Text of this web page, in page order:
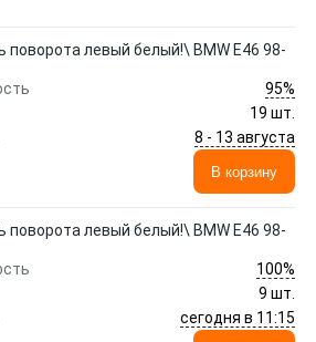
поворота левый белый!\ BMW E46 98-
95%
19 шт.
8 - 13 августа
В корзину
поворота левый белый!\ BMW E46 98-
100%
9 шт.
сегодня в 11:15